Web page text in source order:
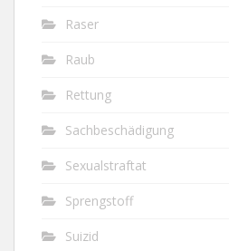
Raser
Raub
Rettung
Sachbeschädigung
Sexualstraftat
Sprengstoff
Suizid